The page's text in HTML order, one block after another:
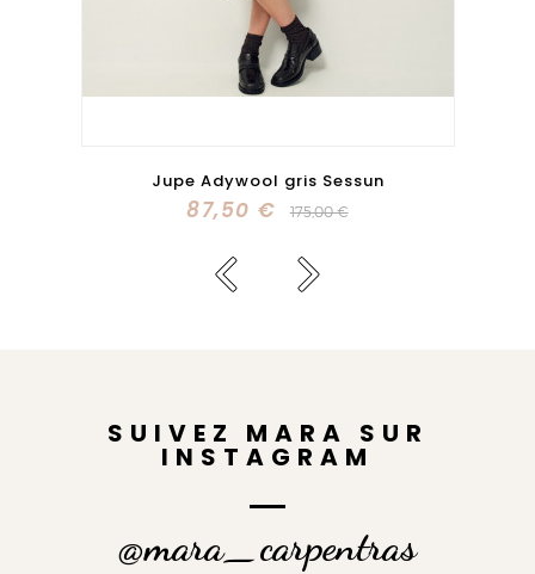
Jupe Adywool gris Sessun
87,50 € 175,00 €
SUIVEZ MARA SUR
INSTAGRAM
@mara_carpentras